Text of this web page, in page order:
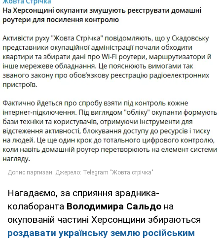
Нагадаємо, за сприяння зрадника-
колаборанта Володимира Сальдо на
окупованій частині Херсонщини збираються
роздавати українську землю російським